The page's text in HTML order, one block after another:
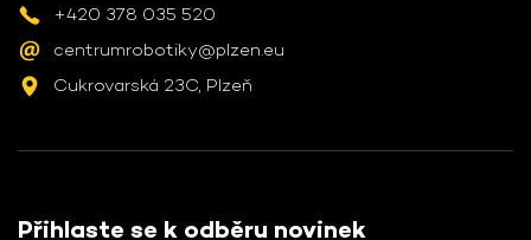
+420 378 035 520
centrumrobotiky@plzen.eu
Cukrovarská 23C, Plzeň
Přihlaste se k odběru novinek